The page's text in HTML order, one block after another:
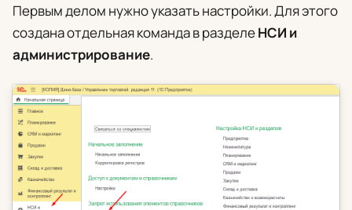
Первым делом нужно указать настройки. Для этого
создана отдельная команда в разделеНСИ и
администрирование.